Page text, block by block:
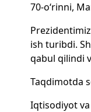
70-o‘rinni,
ish turibdi.
qabul qilindi
Taqdimotda
Iqtisodiyot